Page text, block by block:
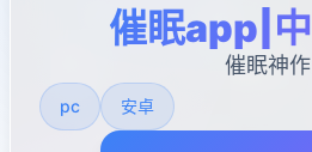
催眠app|
催眠神作
pc 安卓